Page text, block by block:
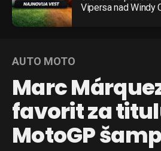
Vipersa nad Windy
AUTO MOTO
Marc
favorit za
MotoGP